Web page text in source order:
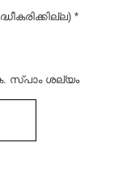
*
സ്പാം ശല്യം